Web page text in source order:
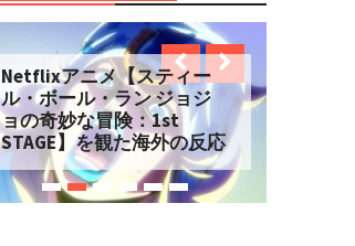
Netflixアニメ【スティー
ル・ボール・ラン ジョジ
ョの奇妙な冒険：1st
STAGE】を観た海外の反応